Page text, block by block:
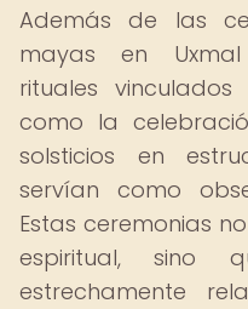
Además de las
mayas en
rituales
como la
solsticios en
servían como
Estas ceremonias
espiritual, sino
estrechamente